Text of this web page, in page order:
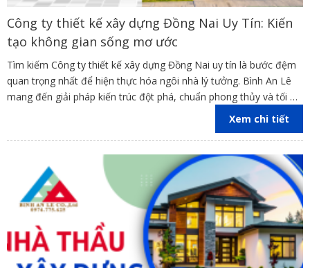
Công ty thiết kế xây dựng Đồng Nai Uy Tín: Kiến
tạo không gian sống mơ ước
Tìm kiếm Công ty thiết kế xây dựng Đồng Nai uy tín là bước đệm
quan trọng nhất để hiện thực hóa ngôi nhà lý tưởng. Bình An Lê
mang đến giải pháp kiến trúc đột phá, chuẩn phong thủy và tối ưu
Xem chi tiết